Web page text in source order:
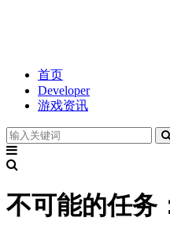
首页
Developer
游戏资讯
不可能的任务